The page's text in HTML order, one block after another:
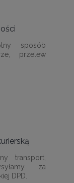
sposób
przelew
transport,
za
DPD.